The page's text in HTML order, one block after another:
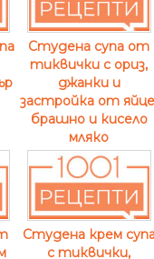
Студена супа от
тиквички с ориз,
джанки и
застройка от
брашно и кисело
мляко
Студена крем
с тиквички,